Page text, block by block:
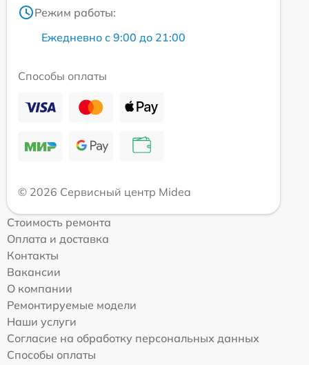
Режим работы:
Ежедневно с 9:00 до 21:00
Способы оплаты
© 2026 Сервисный центр Midea
Стоимость ремонта
Оплата и доставка
Контакты
Вакансии
О компании
Ремонтируемые модели
Наши услуги
Согласие на обработку персональных данных
Способы оплаты